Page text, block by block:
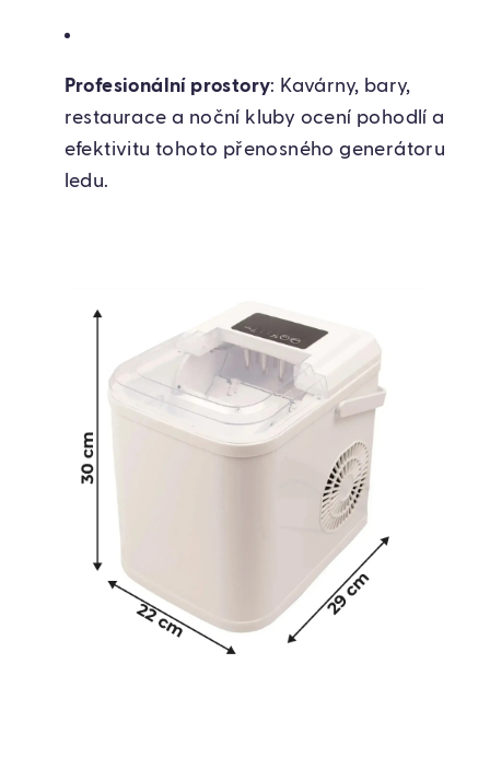
Profesionální prostory: Kavárny, bary,
restaurace a noční kluby ocení pohodlí a
efektivitu tohoto přenosného generátoru
ledu.